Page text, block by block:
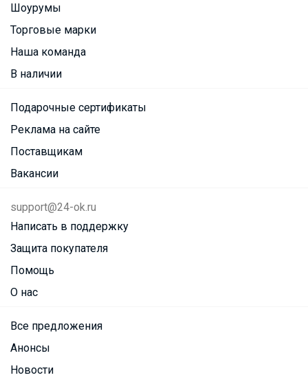
Шоурумы
Торговые марки
Наша команда
В наличии
Подарочные сертификаты
Реклама на сайте
Поставщикам
Вакансии
support@24-ok.ru
Написать в поддержку
Защита покупателя
Помощь
О нас
Все предложения
Анонсы
Новости